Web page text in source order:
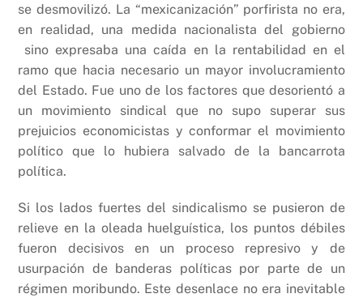
se desmovilizó. La “mexicanización” porfirista no era,
en realidad, una medida nacionalista del gobierno
sino expresaba una caída en la rentabilidad en el
ramo que hacia necesario un mayor involucramiento
del Estado. Fue uno de los factores que desorientó a
un movimiento sindical que no supo superar sus
prejuicios economicistas y conformar el movimiento
político que lo hubiera salvado de la bancarrota
política.
Si los lados fuertes del sindicalismo se pusieron de
relieve en la oleada huelguística, los puntos débiles
fueron decisivos en un proceso represivo y de
usurpación de banderas políticas por parte de un
régimen moribundo. Este desenlace no era inevitable